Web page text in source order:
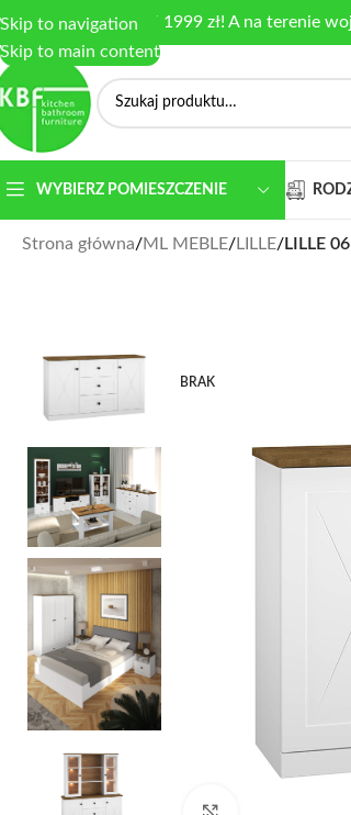
Skip to navigation
Skip to main content
dostawa od 1999 zł! A na terenie
WYBIERZ POMIESZCZENIE
Strona główna/ML MEBLE/LILLE/LILLE
BRAK